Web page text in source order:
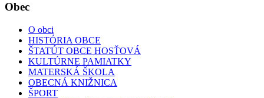
Obec
O obci
HISTÓRIA OBCE
ŠTATÚT OBCE HOSŤOVÁ
KULTÚRNE PAMIATKY
MATERSKÁ ŠKOLA
OBECNÁ KNIŽNICA
ŠPORT